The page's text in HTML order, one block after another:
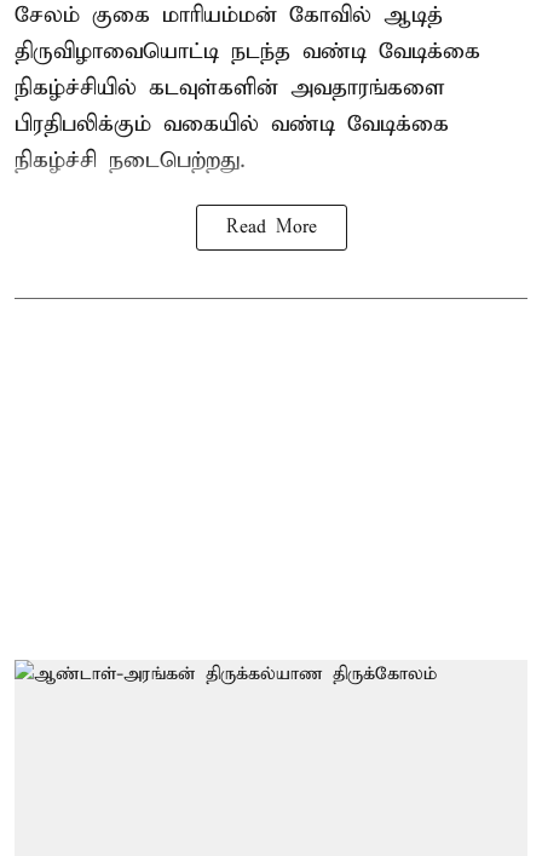
சேலம் குகை மாரியம்மன் கோவில் ஆடித்
திருவிழாவையொட்டி நடந்த வண்டி வேடிக்கை
நிகழ்ச்சியில் கடவுள்களின் அவதாரங்களை
பிரதிபலிக்கும் வகையில் வண்டி வேடிக்கை
நிகழ்ச்சி நடைபெற்றது.
Read More